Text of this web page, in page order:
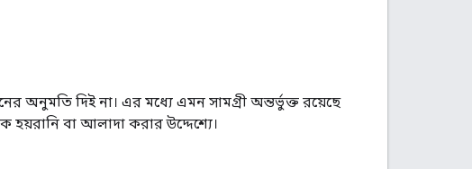
অনুমতি দিই না। এর মধ্যে এমন সামগ্রী অন্তর্ভুক্ত রয়েছে
হয়রানি বা আলাদা করার উদ্দেশ্যে।